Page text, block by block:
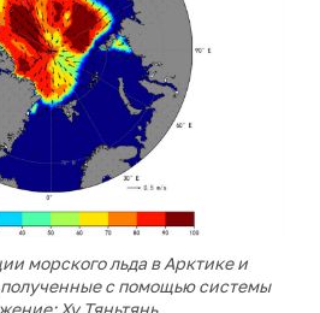
морского льда в Арктике и
с помощью системы
Ху Тяньтянь.